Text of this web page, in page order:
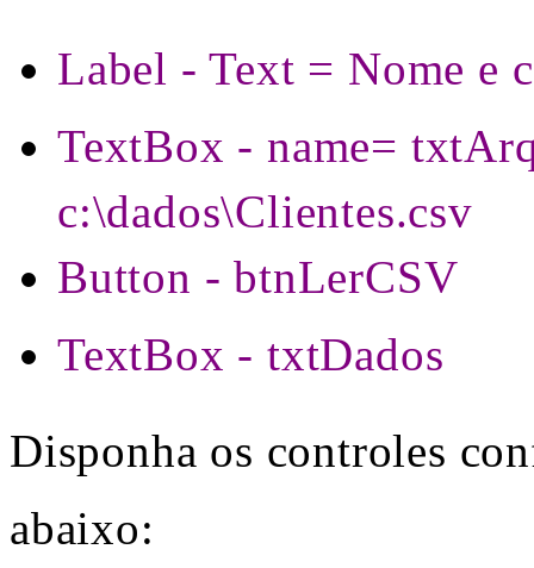
Label - Text = Nome e
TextBox - name=
c:\dados\Clientes.csv
Button - btnLerCSV
TextBox - txtDados
Disponha os controles
abaixo: